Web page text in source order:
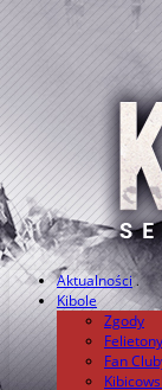
Aktualności .
Kibole
Zgody
Fan